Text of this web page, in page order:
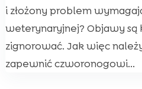
i złożony problem
weterynaryjnej? Objawy są
zignorować. Jak więc
zapewnić czworonogowi...